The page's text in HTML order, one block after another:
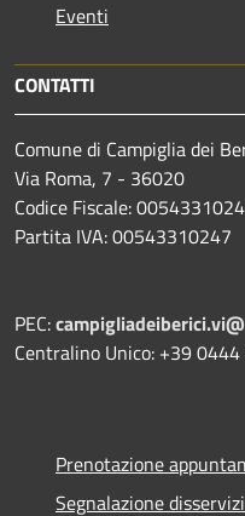
Eventi
CONTATTI
Comune di Campiglia dei
Via Roma, 7 - 36020
Codice Fiscale:
Partita IVA: 00543310247
PEC:
Centralino Unico: +39
Prenotazione
Segnalazione